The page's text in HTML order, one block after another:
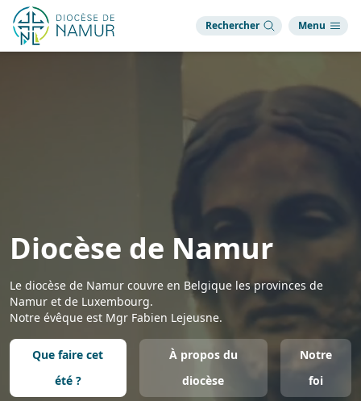
Rechercher Menu
Diocèse de Namur
Le diocèse de Namur couvre en Belgique les provinces de
Namur et de Luxembourg.
Notre évêque est Mgr Fabien Lejeusne.
Que faire cet
été ?
À propos du
diocèse
Notre
foi